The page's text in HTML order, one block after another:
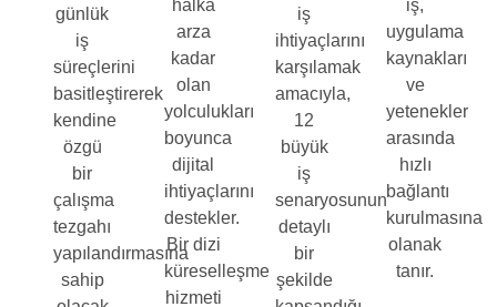
günlük
iş
süreçlerini
basitleştirerek
kendine
özgü
bir
çalışma
tezgahı
yapılandırmasına
sahip
halka
arza
kadar
olan
yolculukları
boyunca
dijital
ihtiyaçlarını
destekler.
Bir dizi
küreselleşme
hizmeti
iş
ihtiyaçlarını
karşılamak
amacıyla,
12
büyük
iş
senaryosunun
detaylı
bir
şekilde
iş,
uygulama
kaynakları
ve
yetenekler
arasında
hızlı
bağlantı
kurulmasına
olanak
tanır.